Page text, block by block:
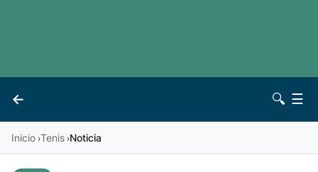
←
Vives 🔍 ☰
Inicio ›Tenis ›Noticia